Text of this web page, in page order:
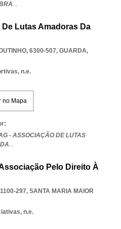
...
Lutas Amadoras Da
6300-507, GUARDA,
n.e.
no Mapa
- ASSOCIAÇÃO DE LUTAS
...
Pelo Direito À
297, SANTA MARIA MAIOR
n.e.